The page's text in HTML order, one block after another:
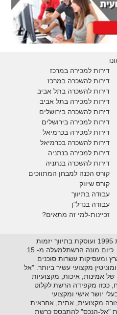
דירות למכירה במרכז
דירות להשכרה במרכז
דירות להשכרה בתל אביב
דירות למכירה בתל אביב
דירות להשכרה בירושלים
דירות למכירה בירושלים
דירות למכירה בכרמיאל
דירות להשכרה בכרמיאל
דירות למכירה בנתניה
דירות להשכרה בנתניה
קורס הכנה למבחן המתווכים
קורס שיווק
עבודה בתיווך
עבודה בנדל"ן
זכיינות-למי זה מתאים?
רשת "אל-הנכס" נוסדה בשנת 1995 ועוסקת בתיווך יזמות
ושיווק נדל"ן על סוגיו השונים. כיום מונה הרשתלמעלה מ- 15
ומעסיקות עשרות סוכנים
ומוניטין מקצועי עשיר ביותר. "אל
אמינות, איכות, מקצועיות
ככזו מקפידה הרשת לקלוט
יושר אישי ומקצועי
מקצועית, אתית, אחראית
"אל-הנכס" להתבסס כרשת